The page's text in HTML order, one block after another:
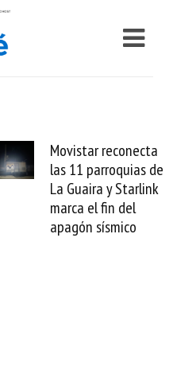
Movistar reconecta
las 11 parroquias de
La Guaira y Starlink
marca el fin del
apagón sísmico